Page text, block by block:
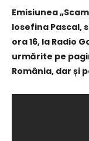
Emisiunea
Iosefina Pascal,
ora 16, la Radio
urmărite pe
România, dar și